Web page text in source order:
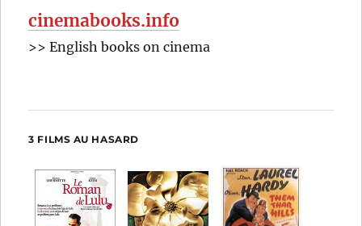
cinemabooks.info
>> English books on cinema
3 FILMS AU HASARD